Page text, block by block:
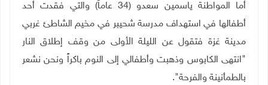
أما المواطنة ياسمين سعدو (34 عاماً) والتي فقدت أحد
أطفالها في استهداف مدرسة شحيبر في مخيم الشاطئ غربي
مدينة غزة فتقول عن الليلة الأولى من وقف إطلاق النار
"انتهى الكابوس وذهبت وأطفالي إلى النوم باكراً ونحن نشعر
بالطمأنينة والفرحة".